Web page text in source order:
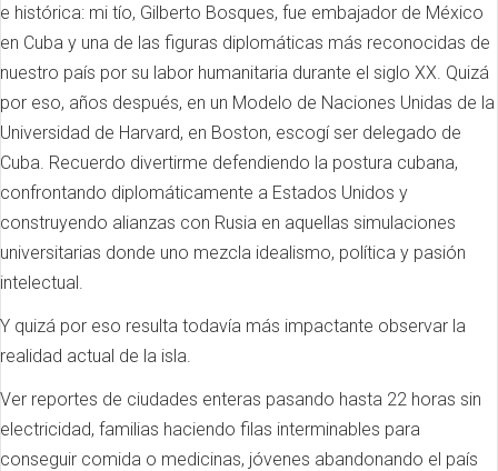
e histórica: mi tío, Gilberto Bosques, fue embajador de México
en Cuba y una de las figuras diplomáticas más reconocidas de
nuestro país por su labor humanitaria durante el siglo XX. Quizá
por eso, años después, en un Modelo de Naciones Unidas de la
Universidad de Harvard, en Boston, escogí ser delegado de
Cuba. Recuerdo divertirme defendiendo la postura cubana,
confrontando diplomáticamente a Estados Unidos y
construyendo alianzas con Rusia en aquellas simulaciones
universitarias donde uno mezcla idealismo, política y pasión
intelectual.
Y quizá por eso resulta todavía más impactante observar la
realidad actual de la isla.
Ver reportes de ciudades enteras pasando hasta 22 horas sin
electricidad, familias haciendo filas interminables para
conseguir comida o medicinas, jóvenes abandonando el país